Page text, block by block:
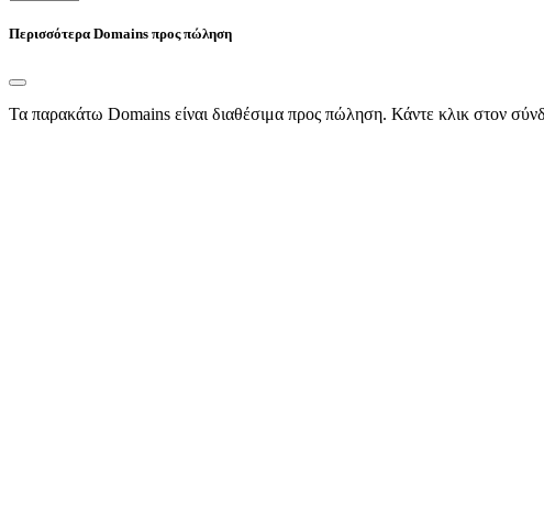
Περισσότερα Domains προς πώληση
Τα παρακάτω Domains είναι διαθέσιμα προς πώληση. Κάντε κλικ στον